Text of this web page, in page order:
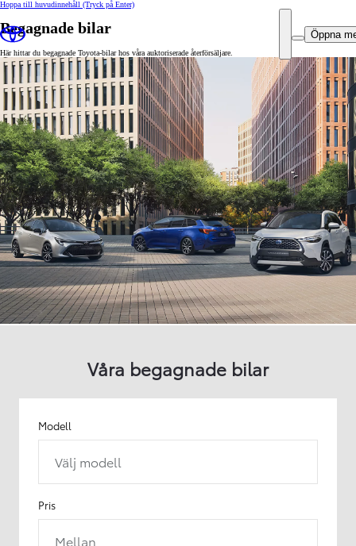
Hoppa till huvudinnehåll (Tryck på Enter)
Öppna
Begagnade bilar
Här hittar du begagnade Toyota-bilar hos våra auktoriserade återförsäljare.
Våra begagnade bilar
Modell
Välj modell
Pris
Mellan